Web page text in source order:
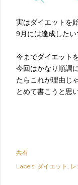
実はダイエットを
9月には達成したい
今までダイエット
今回はかなり順調
たらこれが理由じ
とめて書こうと思
共有
Labels: ダイエット レ